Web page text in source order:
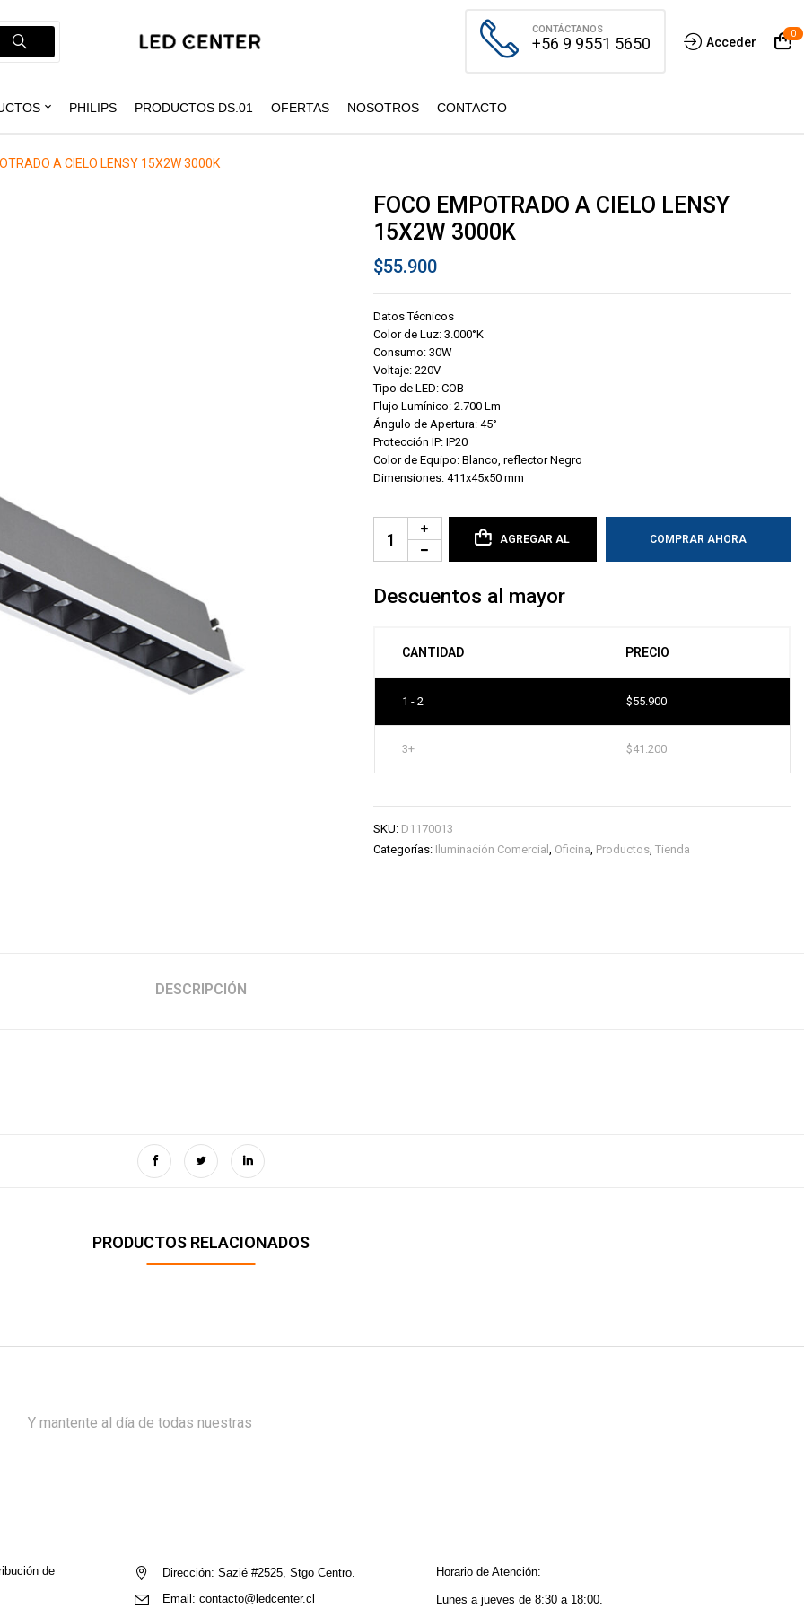
CONTÁCTANOS
+56 9 9551 5650 Acceder
0
PHILIPS PRODUCTOS DS.01 OFERTAS NOSOTROS CONTACTO
A CIELO LENSY 15X2W 3000K
FOCO EMPOTRADO A CIELO LENSY
15X2W 3000K
$55.900
Datos Técnicos
Color de Luz: 3.000°K
Consumo: 30W
Voltaje: 220V
Tipo de LED: COB
Flujo Lumínico: 2.700 Lm
Ángulo de Apertura: 45°
Protección IP: IP20
Color de Equipo: Blanco, reflector Negro
Dimensiones: 411x45x50 mm
AGREGAR AL COMPRAR AHORA
Descuentos al mayor
CANTIDAD PRECIO
1 - 2 $55.900
3+ $41.200
SKU: D1170013
Categorías: Iluminación Comercial , Oficina, Productos, Tienda
DESCRIPCIÓN
PRODUCTOS RELACIONADOS
Y mantente al día de todas nuestras
de
Dirección: Sazié #2525, Stgo Centro.
Email: contacto@ledcenter.cl
Horario de Atención:
Lunes a jueves de 8:30 a 18:00.